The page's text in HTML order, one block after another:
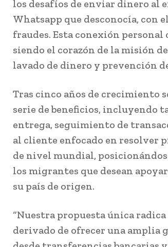
los desafíos de enviar dinero al
Whatsapp que desconocía, con
fraudes. Esta conexión
siendo el corazón de la misión
lavado de dinero y prevención
Tras cinco años de crecimiento
serie de beneficios, incluyendo
entrega, seguimiento de
al cliente enfocado en resolver
de nivel mundial,
los migrantes que desean
su país de origen.
“Nuestra propuesta única
derivado de ofrecer una amplia